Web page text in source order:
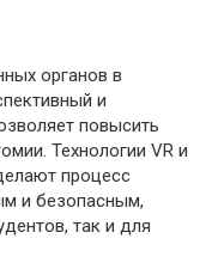
органов в
и
повысить
Технологии VR и
процесс
и безопасным,
так и для